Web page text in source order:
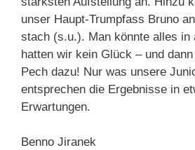
unser Haupt-Trumpfass Bruno
stach (s.u.). Man könnte alles in
hatten wir kein Glück – und
Pech dazu! Nur was unsere
entsprechen die Ergebnisse in
Erwartungen.
Benno Jiranek